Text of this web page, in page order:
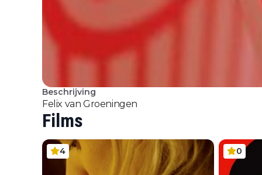
Beschrijving
Felix van Groeningen
Films
4 0